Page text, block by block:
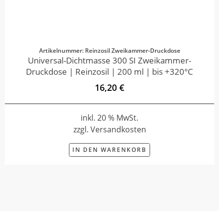
Artikelnummer: Reinzosil Zweikammer-Druckdose
Universal-Dichtmasse 300 SI Zweikammer-
Druckdose | Reinzosil | 200 ml | bis +320°C
16,20 €
inkl. 20 % MwSt.
zzgl. Versandkosten
IN DEN WARENKORB